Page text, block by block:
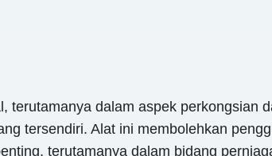
dalam aspek perkongsian
tersendiri. Alat ini membolehkan
terutamanya dalam bidang